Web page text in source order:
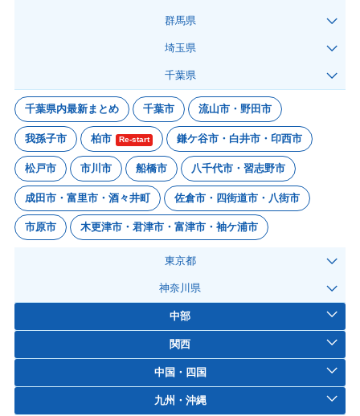
群馬県
埼玉県
千葉県
千葉県内最新まとめ 千葉市 流山市・野田市
我孫子市 柏市 Re-start 鎌ケ谷市・白井市・印西市
松戸市 市川市 船橋市 八千代市・習志野市
成田市・富里市・酒々井町 佐倉市・四街道市・八街市
市原市 木更津市・君津市・富津市・袖ケ浦市
東京都
神奈川県
中部
関西
中国・四国
九州・沖縄